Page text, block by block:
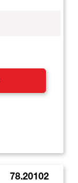
78.20102